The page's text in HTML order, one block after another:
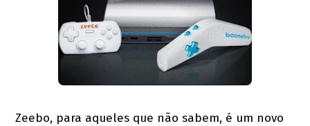
Zeebo, para aqueles que não sabem, é um novo